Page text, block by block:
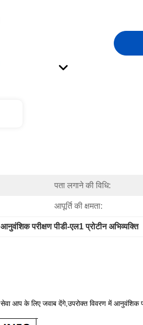
पता लगाने की विधि:
आपूर्ति की क्षमता:
आनुवंशिक परीक्षण पीडी-एल1 प्रोटीन अभिव्यक्ति
आप के लिए जवाब देंगे,उपरोक्त विवरण में आनुवंशिक